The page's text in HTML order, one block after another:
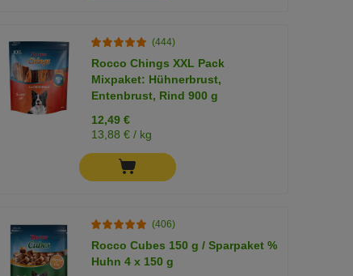
(444)
Rocco Chings XXL Pack
Mixpaket: Hühnerbrust,
Entenbrust, Rind 900 g
12,49 €
13,88 € / kg
(406)
Rocco Cubes 150 g / Sparpaket %
Huhn 4 x 150 g